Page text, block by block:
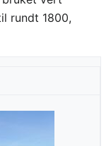
rundt 1800,